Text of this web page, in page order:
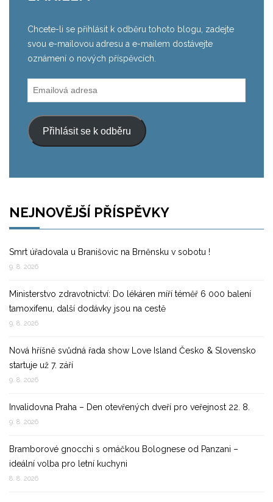
Chcete-li se přihlásit k odběru tohoto blogu, zadejte
svou e-mailovou adresu a e-mailem dostávejte
oznámení o nových příspěvcích.
Emailová
adresa
Přihlásit se k odběru
NEJNOVĚJŠÍ PŘÍSPĚVKY
Smrt úřadovala u Branišovic na Brněnsku v sobotu !
9. 8. 2026
Ministerstvo zdravotnictví: Do lékáren míří téměř 6 000 balení
tamoxifenu, další dodávky jsou na cestě
9. 8. 2026
Nová hříšně svůdná řada show Love Island Česko & Slovensko
startuje už 7. září
9. 8. 2026
Invalidovna Praha – Den otevřených dveří pro veřejnost 22. 8.
9. 8. 2026
Bramborové gnocchi s omáčkou Bolognese od Panzani –
ideální volba pro letní kuchyni
8. 8. 2026